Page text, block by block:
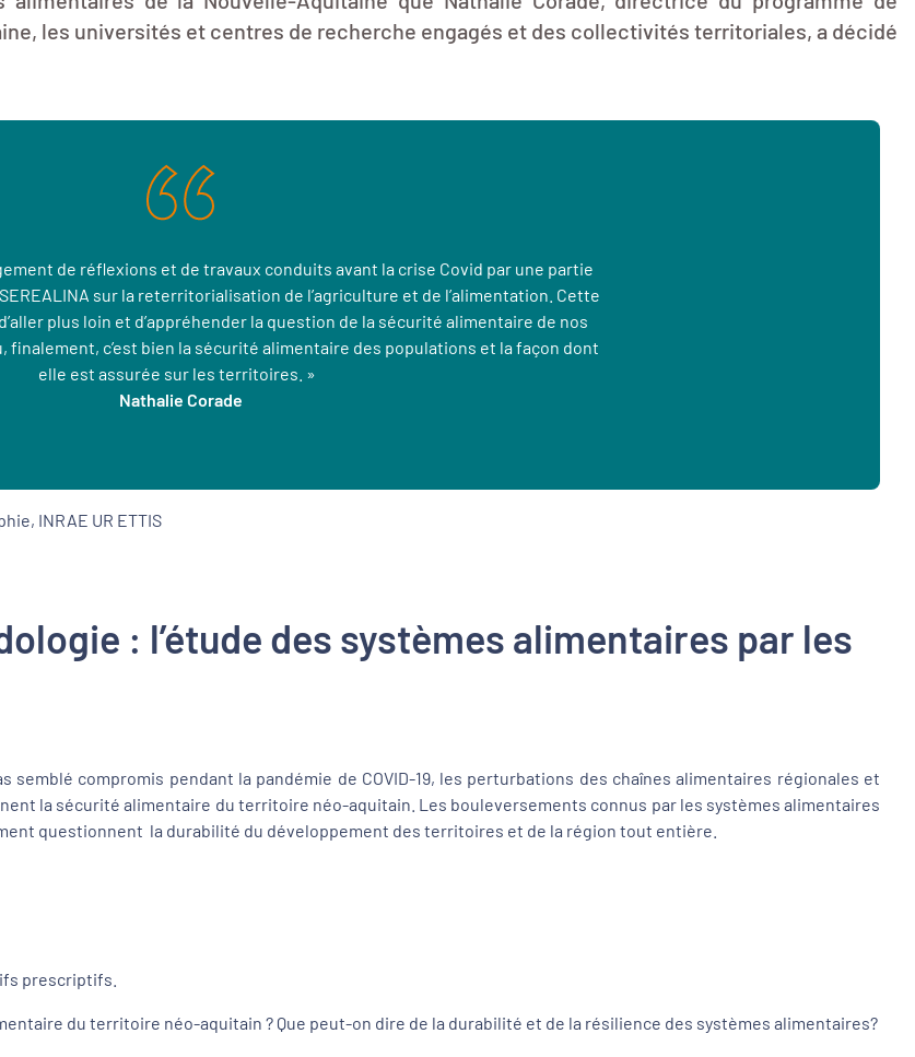
les universités et centres de recherche engagés et des collectivités territoriales, a décidé
de réflexions et de travaux conduits avant la crise Covid par une partie
sur la reterritorialisation de l’agriculture et de l’alimentation. Cette
plus loin et d’appréhender la question de la sécurité alimentaire de nos
finalement, c’est bien la sécurité alimentaire des populations et la façon dont
elle est assurée sur les territoires. »
Nathalie Corade
INRAE UR ETTIS
: l’étude des systèmes alimentaires par les
semblé compromis pendant la pandémie de COVID-19, les perturbations des chaînes alimentaires régionales et
la sécurité alimentaire du territoire néo-aquitain. Les bouleversements connus par les systèmes alimentaires
questionnent la durabilité du développement des territoires et de la région tout entière.
prescriptifs.
du territoire néo-aquitain ? Que peut-on dire de la durabilité et de la résilience des systèmes alimentaires?